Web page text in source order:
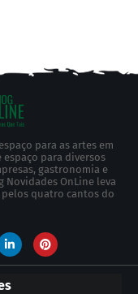
para as artes em
espaço para diversos
gastronomia e
Novidades OnLine leva
quatro cantos do